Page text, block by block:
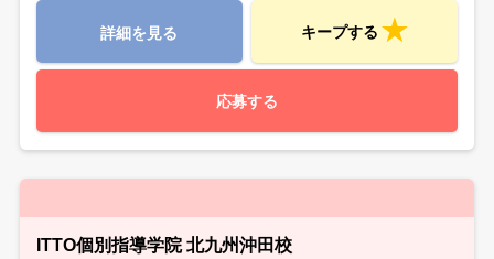
詳細を見る キープする
応募する
ITTO個別指導学院 北九州沖田校